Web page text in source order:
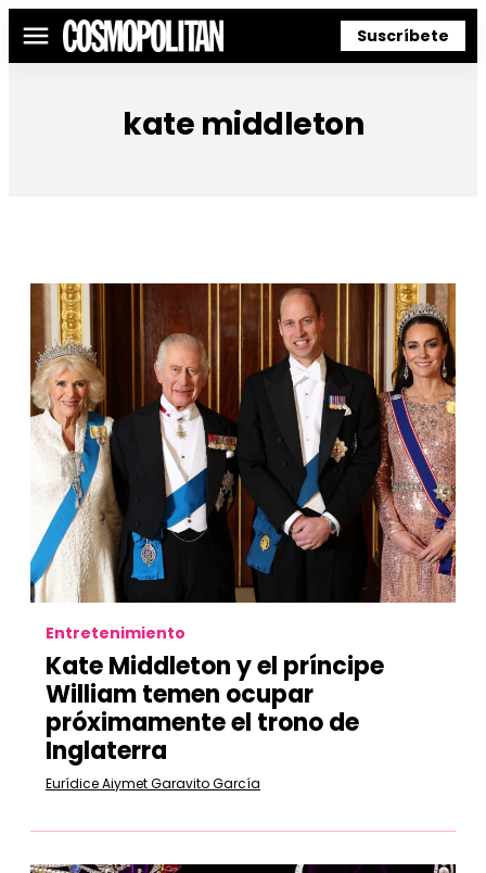
Menú Suscríbete
kate middleton
Entretenimiento
Kate Middleton y el príncipe
William temen ocupar
próximamente el trono de
Inglaterra
Eurídice Aiymet Garavito García